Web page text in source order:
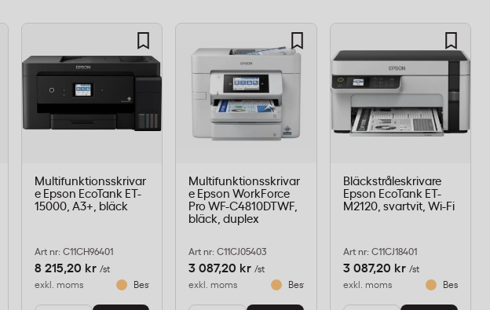
Multifunktionsskrivar
e Epson EcoTank ET-
15000, A3+, bläck
Art nr: C11CH96401
8 215,20 kr /st
exkl. moms
Beställningsvara
Multifunktionsskrivar
e Epson WorkForce
Pro WF-C4810DTWF,
bläck, duplex
Art nr: C11CJ05403
3 087,20 kr /st
exkl. moms
Beställningsvara
Bläckstråleskrivare
Epson EcoTank ET-
M2120, svartvit, Wi-Fi
Art nr: C11CJ18401
3 087,20 kr /st
exkl. moms